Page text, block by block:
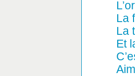
La
La
Et